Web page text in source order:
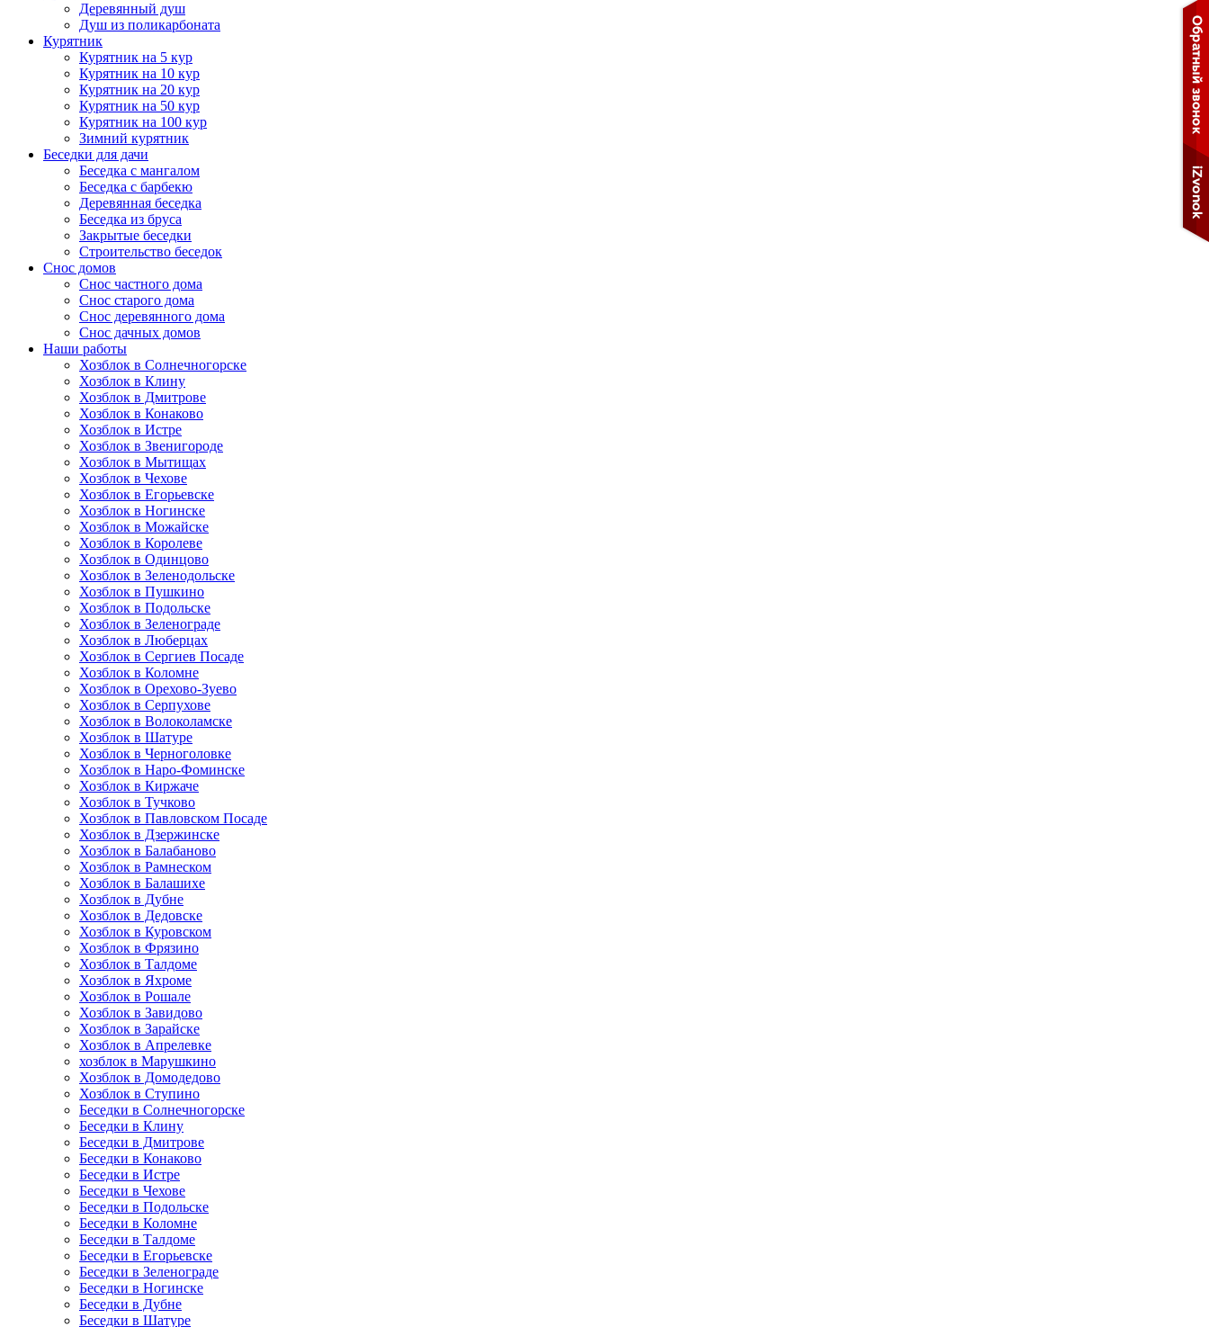
Деревянный душ
Душ из поликарбоната
Курятник
Курятник на 5 кур
Курятник на 10 кур
Курятник на 20 кур
Курятник на 50 кур
Курятник на 100 кур
Зимний курятник
Беседки для дачи
Беседка с мангалом
Беседка с барбекю
Деревянная беседка
Беседка из бруса
Закрытые беседки
Строительство беседок
Снос домов
Снос частного дома
Снос старого дома
Снос деревянного дома
Снос дачных домов
Наши работы
Хозблок в Солнечногорске
Хозблок в Клину
Хозблок в Дмитрове
Хозблок в Конаково
Хозблок в Истре
Хозблок в Звенигороде
Хозблок в Мытищах
Хозблок в Чехове
Хозблок в Егорьевске
Хозблок в Ногинске
Хозблок в Можайске
Хозблок в Королеве
Хозблок в Одинцово
Хозблок в Зеленодольске
Хозблок в Пушкино
Хозблок в Подольске
Хозблок в Зеленограде
Хозблок в Люберцах
Хозблок в Сергиев Посаде
Хозблок в Коломне
Хозблок в Орехово-Зуево
Хозблок в Серпухове
Хозблок в Волоколамске
Хозблок в Шатуре
Хозблок в Черноголовке
Хозблок в Наро-Фоминске
Хозблок в Киржаче
Хозблок в Тучково
Хозблок в Павловском Посаде
Хозблок в Дзержинске
Хозблок в Балабаново
Хозблок в Рамнеском
Хозблок в Балашихе
Хозблок в Дубне
Хозблок в Дедовске
Хозблок в Куровском
Хозблок в Фрязино
Хозблок в Талдоме
Хозблок в Яхроме
Хозблок в Рошале
Хозблок в Завидово
Хозблок в Зарайске
Хозблок в Апрелевке
хозблок в Марушкино
Хозблок в Домодедово
Хозблок в Ступино
Беседки в Солнечногорске
Беседки в Клину
Беседки в Дмитрове
Беседки в Конаково
Беседки в Истре
Беседки в Чехове
Беседки в Подольске
Беседки в Коломне
Беседки в Талдоме
Беседки в Егорьевске
Беседки в Зеленограде
Беседки в Ногинске
Беседки в Дубне
Беседки в Шатуре